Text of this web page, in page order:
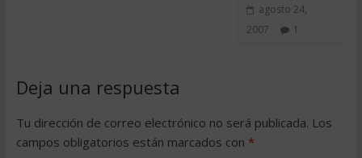
agosto 24,
2007
1
Deja una respuesta
Tu dirección de correo electrónico no será publicada. Los
campos obligatorios están marcados con *